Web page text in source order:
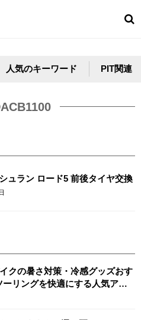
人気のキーワード PIT関連
ュラン ロード5 前後タイヤ交換
イクの暑さ対策・冷感グッズおす
リングを快適にする人気アイ